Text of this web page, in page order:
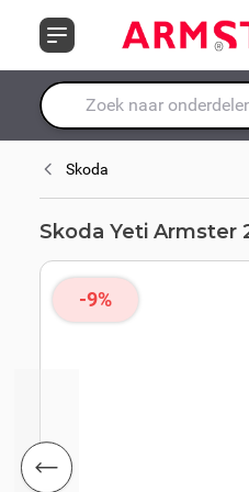
Waar ben je naar op zoek?
Skoda
Skoda Yeti Armster
-9%